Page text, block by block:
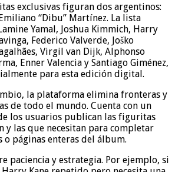
exclusivas figuran dos argentinos:
“Dibu” Martínez. La lista
Yamal, Joshua Kimmich, Harry
Federico Valverde, Joško
Virgil van Dijk, Alphonso
Enner Valencia y Santiago Giménez,
para esta edición digital.
la plataforma elimina fronteras y
de todo el mundo. Cuenta con un
los usuarios publican las figuritas
y las que necesitan para completar
o páginas enteras del álbum.
paciencia y estrategia. Por ejemplo, si